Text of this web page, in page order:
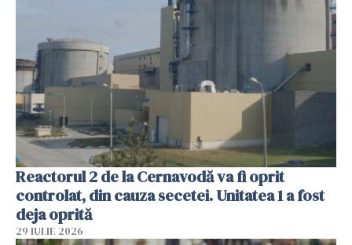
Reactorul 2 de la Cernavodă va fi oprit
controlat, din cauza secetei. Unitatea 1 a fost
deja oprită
29 IULIE 2026